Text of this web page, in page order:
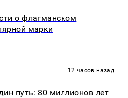
о флагманском
марки
12 часов назад
путь: 80 миллионов лет